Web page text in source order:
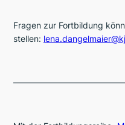
Fragen zur Fortbildung
stellen: